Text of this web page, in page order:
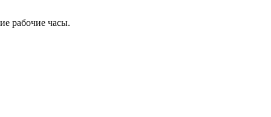
рабочие часы.